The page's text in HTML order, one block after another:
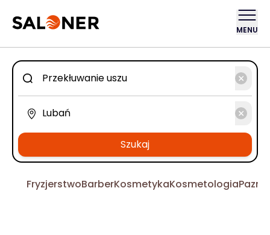
MENU
Szukaj
FryzjerstwoBarberKosmetykaKosmetologia